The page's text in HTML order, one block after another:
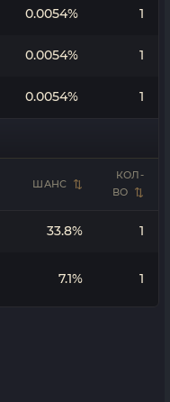
0.0054% 1
0.0054% 1
0.0054% 1
ШАНС
КОЛ-
ВО
33.8% 1
7.1% 1